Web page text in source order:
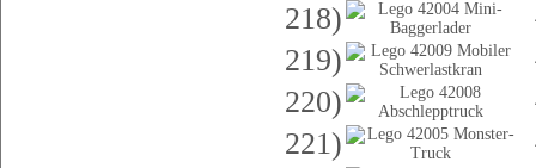
218)
219)
220)
221)